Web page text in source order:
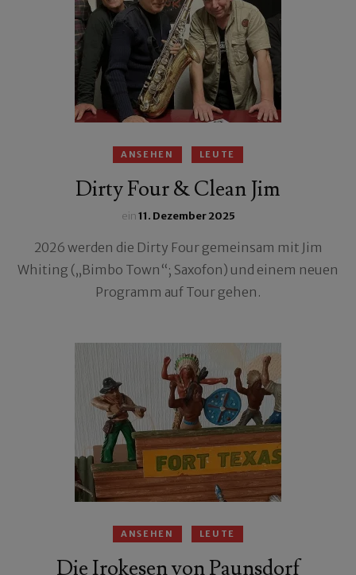
ANSEHEN LEUTE
Dirty Four & Clean Jim
ein11. Dezember 2025
2026 werden die Dirty Four gemeinsam mit Jim
Whiting („Bimbo Town“; Saxofon) und einem neuen
Programm auf Tour gehen.
ANSEHEN LEUTE
Die Irokesen von Paunsdorf